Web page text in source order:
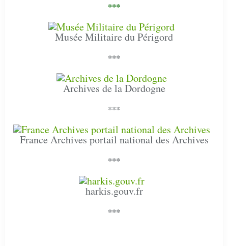
***
Musée Militaire du Périgord
***
Archives de la Dordogne
***
France Archives portail national des Archives
***
harkis.gouv.fr
***